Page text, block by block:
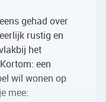
gehad over
rustig en
het
een
wil wonen op
mee: